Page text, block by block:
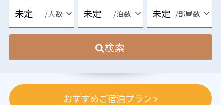
/人数 /泊数 /部屋数
検索
おすすめご宿泊プラン